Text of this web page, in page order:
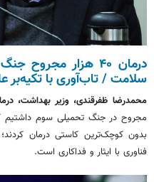
درمان ۴۰ هزار
سلامت / تاب‌آوری با تکیه‌بر
محمدرضا ظفرقندی، وزیر بهداشت،
مجروح در جنگ تحمیلی سوم داشتیم
بدون کوچک‌ترین کاستی درمان
فناوری با ایثار و فداکاری است.